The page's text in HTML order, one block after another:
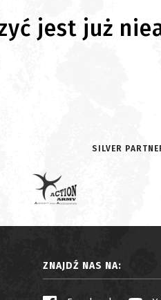
jest już
SILVER
ZNAJDŹ NAS NA: